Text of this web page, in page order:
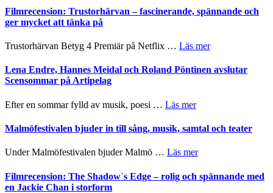
och
kompott
Sweden
Jazz
–
I
Delvis
vidsträckta
Filmrecension: Trustorhärvan – fascinerande, spännande och
ger mycket att tänka på
Trustorhärvan Betyg 4 Premiär på Netflix … Läs merom
Trustorhärvan
mycket
Lena Endre, Hannes Meidal och Roland Pöntinen avslutar
Scensommar på Artipelag
Efter en sommar fylld av musik, poesi … Läs merom
Endre,
och
Pöntinen
Malmöfestivalen bjuder in till sång, musik, samtal och teater
Under Malmöfestivalen bjuder Malmö … Läs merom
bjuder
in
Filmrecension: The Shadow´s Edge – rolig och spännande med
en Jackie Chan i storform